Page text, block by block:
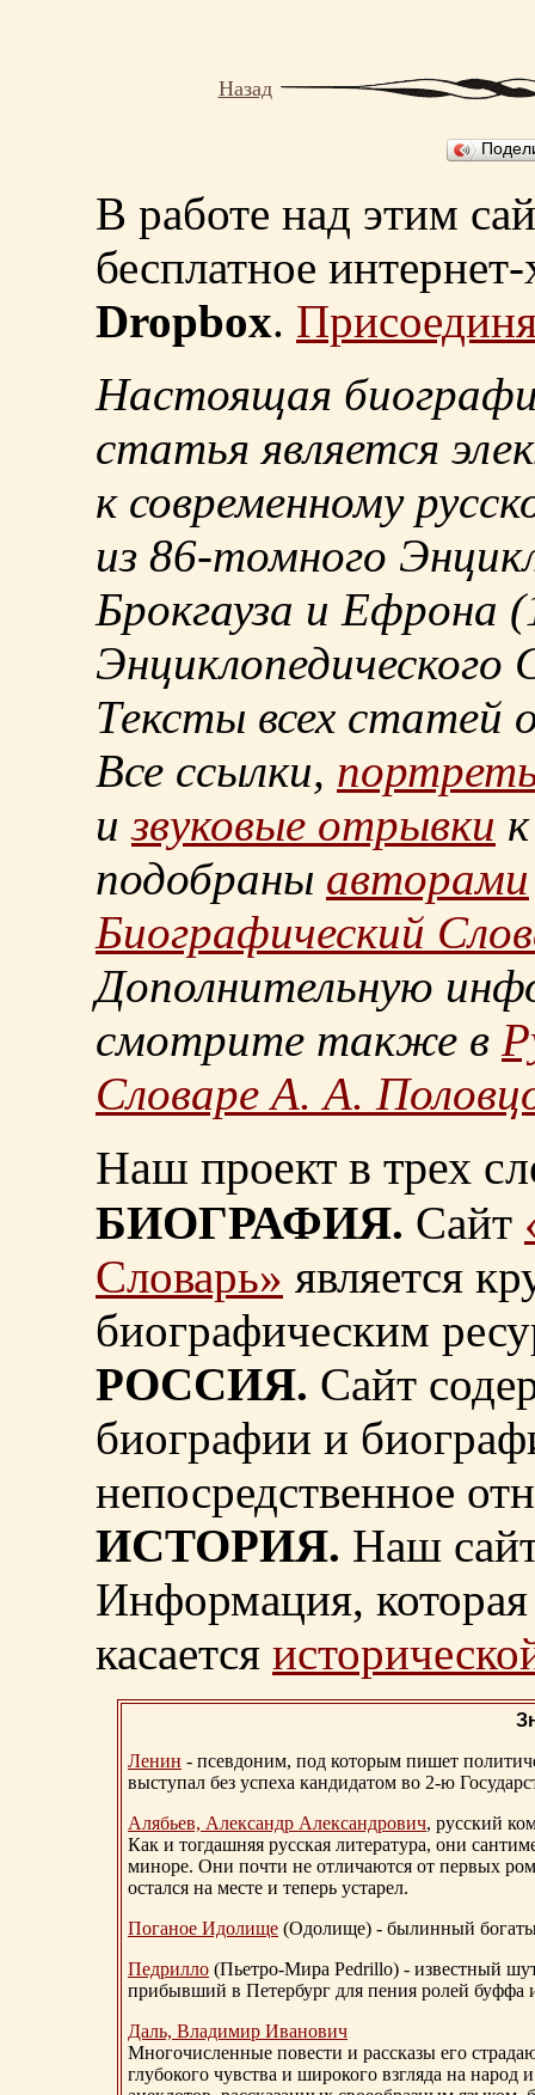
Назад
В работе над этим
бесплатное
Dropbox.
Настоящая
статья является
к современному
из 86-томного
Брокгауза и Ефрона
Энциклопедического
Тексты всех статей
Все ссылки,
извуковые отрывки
подобраны авторами
Биографический
Дополнительную
смотрите также в
Словаре А. А.
Наш проект в трех
БИОГРАФИЯ. Сайт
Словарь» является
биографическим
РОССИЯ. Сайт
биографии и
непосредственное
ИСТОРИЯ. Наш
Информация, которая
касается
Ленин - псевдоним, под которым пишет
выступал без успеха кандидатом во 2-ю
Алябьев, Александр Александрович, русский
Как и тогдашняя русская литература, они
миноре. Они почти не отличаются от первых
остался на месте и теперь устарел.
Поганое Идолище (Одолище) - былинный
Педрилло (Пьетро-Мира Pedrillo) - известный
прибывший в Петербург для пения ролей буффа
Даль, Владимир Иванович
Многочисленные повести и рассказы его
глубокого чувства и широкого взгляда на